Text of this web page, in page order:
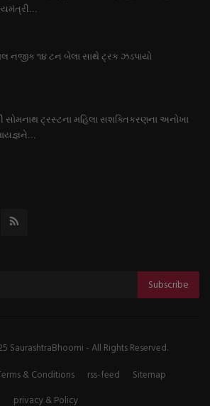
નજીક ૧૪ ટન બેલા સાથે ટ્રક ઝડપાયો
સોમનાથ ટ્રસ્ટના મહિલા સશક્તિકરણના અનોખા
Subscribe
SaurashtraBhoomi - All Rights Reserved.
& Conditions rss-feed
Sitemap
privacy & Policy